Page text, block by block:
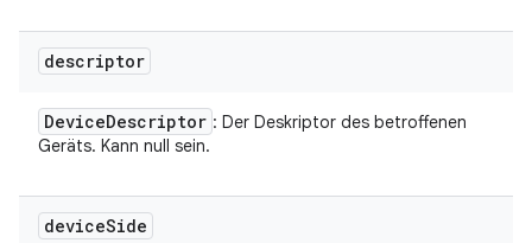
descriptor
DeviceDescriptor : Der Deskriptor des betroffenen
Geräts. Kann null sein.
deviceSide